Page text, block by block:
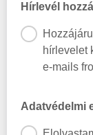
Hírlevél
hírlevelet
e-mails
Adatvédelmi